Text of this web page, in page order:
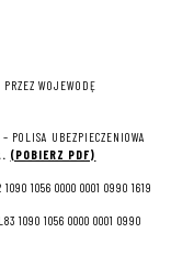
WOJEWODĘ
– POLISA UBEZPIECZENIOWA
(POBIERZ PDF)
1056 0000 0001 0990 1619
1090 1056 0000 0001 0990